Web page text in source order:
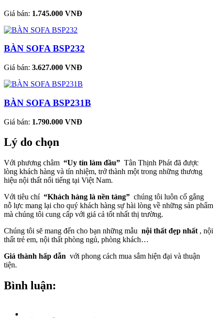
Giá bán: 1.745.000 VNĐ
BÀN SOFA BSP232
Giá bán: 3.627.000 VNĐ
BÀN SOFA BSP231B
Giá bán: 1.790.000 VNĐ
Lý do chọn
Với phương châm “Uy tín làm đầu” Tân Thịnh Phát đã được
lòng khách hàng và tín nhiệm, trở thành một trong những thương
hiệu nội thất nổi tiếng tại Việt Nam.
Với tiêu chí “Khách hàng là nền tảng” chúng tôi luôn cố gắng
nỗ lực mang lại cho quý khách hàng sự hài lòng về những sản phẩm
mà chúng tôi cung cấp với giá cả tốt nhất thị trường.
Chúng tôi sẽ mang đến cho bạn những mẫu nội thất đẹp nhất , nội
thất trẻ em, nội thất phòng ngủ, phòng khách…
Giá thành hấp dẫn với phong cách mua sắm hiện đại và thuận
tiện.
Bình luận: